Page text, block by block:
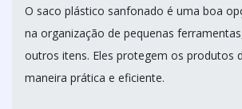
O saco plástico sanfonado é uma boa
na organização de pequenas
outros itens. Eles protegem os produtos
maneira prática e eficiente.